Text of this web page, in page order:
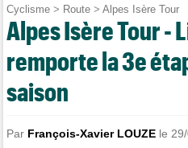
Cyclisme > Route >Alpes Isère Tour
Alpes Isère Tour -
remporte la 3e
saison
Par François-Xavier LOUZE le